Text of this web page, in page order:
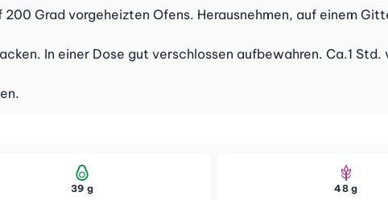
Grad vorgeheizten Ofens. Herausnehmen, auf einem
In einer Dose gut verschlossen aufbewahren. Ca.1 Std.
39 g 48 g